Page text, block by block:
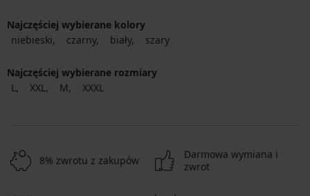
Najczęściej wybierane kolory
niebieski
czarny biały szary
Najczęściej wybierane rozmiary
L
XXL M XXXL
8% zwrotu z zakupów
Darmowa wymiana i
zwrot